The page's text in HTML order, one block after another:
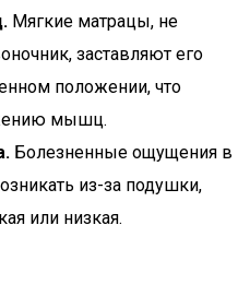
Мягкие матрацы, не
заставляют его
положении, что
мышц.
Болезненные ощущения в
из-за подушки,
или низкая.